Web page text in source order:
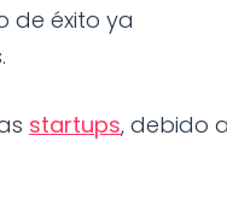
de éxito ya
startups, debido